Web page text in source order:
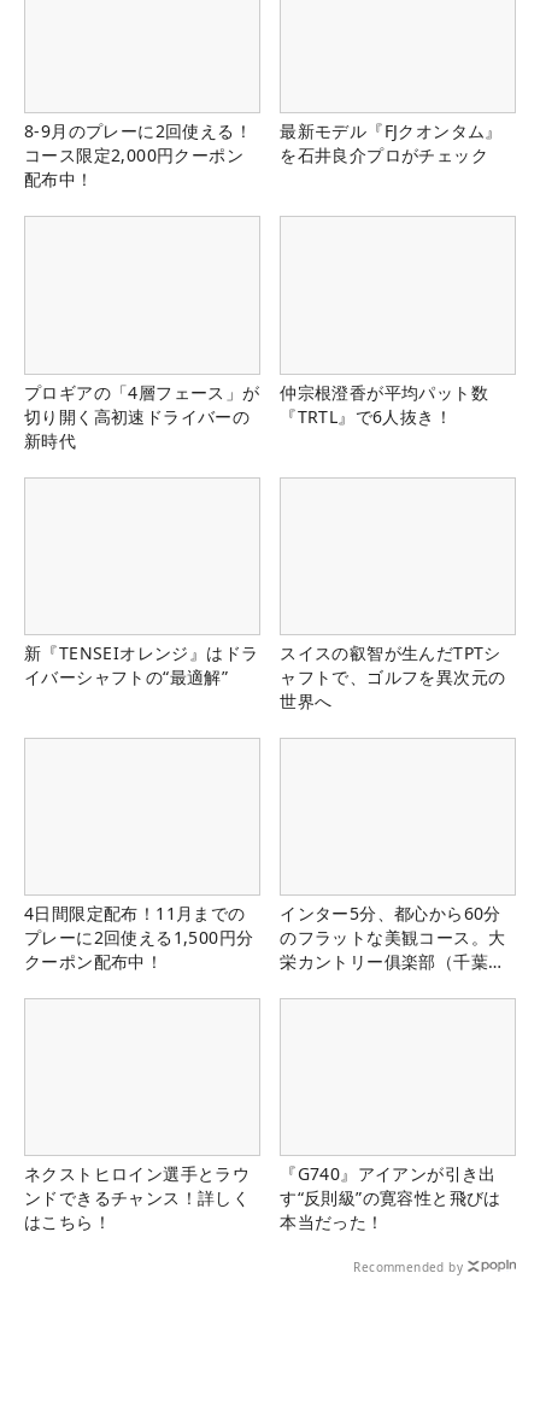
8-9月のプレーに2回使える！
コース限定2,000円クーポン
配布中！
最新モデル『FJクオンタム』
を石井良介プロがチェック
プロギアの「4層フェース」が
切り開く高初速ドライバーの
新時代
仲宗根澄香が平均パット数
『TRTL』で6人抜き！
新『TENSEIオレンジ』はドラ
イバーシャフトの“最適解”
スイスの叡智が生んだTPTシ
ャフトで、ゴルフを異次元の
世界へ
4日間限定配布！11月までの
プレーに2回使える1,500円分
クーポン配布中！
インター5分、都心から60分
のフラットな美観コース。大
栄カントリー俱楽部（千葉
ネクストヒロイン選手とラウ
ンドできるチャンス！詳しく
はこちら！
『G740』アイアンが引き出
す“反則級”の寛容性と飛びは
本当だった！
Recommended by